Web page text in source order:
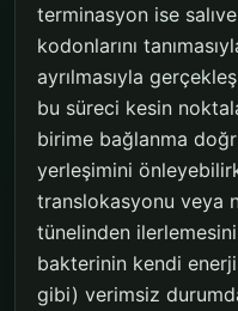
terminasyon ise
kodonlarını
ayrılmasıyla
bu süreci kesin
birime bağlanma
yerleşimini
translokasyonu veya
tünelinden
bakterinin kendi
gibi) verimsiz